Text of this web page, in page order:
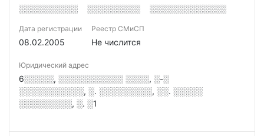
░░░░░░░░░░ ░░░░░░░░░ ░░░░░░░░░░░░░
Дата регистрации
08.02.2005
Реестр СМиСП
Не числится
Юридический адрес
6░░░░░, ░░░░░░░░░░░ ░░░░, ░-░
░░░░░░░░░░░, ░. ░░░░░░░░░, ░░. ░░░░░
░░░░░░░░░, ░. ░1